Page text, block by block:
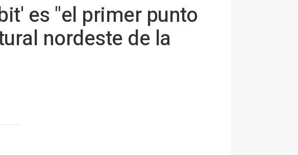
es "el primer punto
nordeste de la